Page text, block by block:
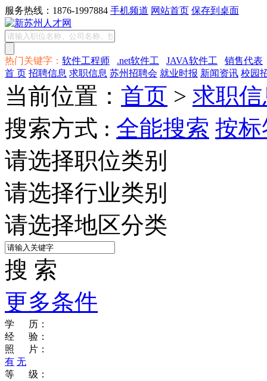
服务热线：1876-1997884 手机频道 网站首页 保存到桌面
热门关键字： 软件工程师 .net软件工 JAVA软件工
销售代表
首 页 招聘信息 求职信息 苏州招聘会 就业时报 新闻资讯 校园
当前位置： 首页 > 求职
搜索方式 : 全能搜索 按
请选择职位类别
请选择行业类别
请选择地区分类
搜 索
更多条件
学 历：
经 验：
照 片：
有 无
等 级：